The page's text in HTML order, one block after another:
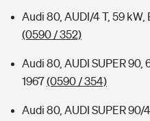
Audi 80, AUDI/4 T, 59 kW,
(0590 / 352)
Audi 80, AUDI SUPER 90,
1967(0590 / 354)
Audi 80, AUDI SUPER 90/